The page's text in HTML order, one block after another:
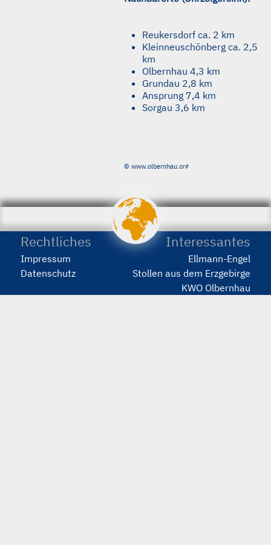
Reukersdorf ca. 2 km
Kleinneuschönberg ca. 2,5
km
Olbernhau 4,3 km
Grundau 2,8 km
Ansprung 7,4 km
Sorgau 3,6 km
© www.olbernhau.org
porstmann.com
wir
machen
Webseiten
Rechtliches
Impressum
Datenschutz
Interessantes
Ellmann-Engel
Stollen aus dem Erzgebirge
KWO Olbernhau